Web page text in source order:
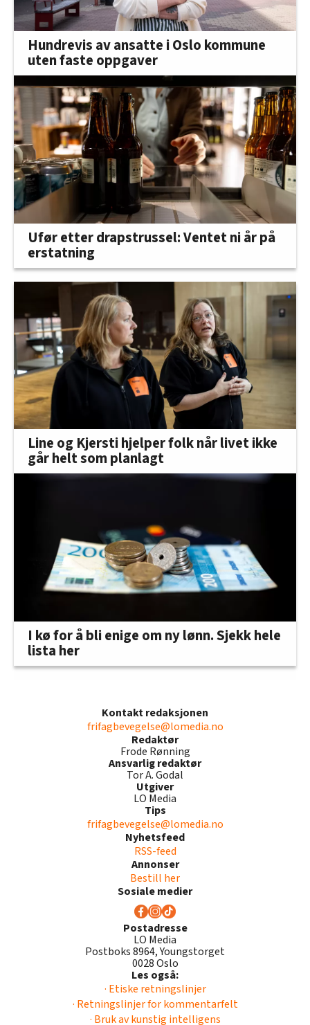
Hundrevis av ansatte i Oslo kommune
uten faste oppgaver
Ufør etter drapstrussel: Ventet ni år på
erstatning
Line og Kjersti hjelper folk når livet ikke
går helt som planlagt
I kø for å bli enige om ny lønn. Sjekk hele
lista her
Kontakt redaksjonen
frifagbevegelse@lomedia.no
Redaktør
Frode Rønning
Ansvarlig redaktør
Tor A. Godal
Utgiver
LO Media
Tips
frifagbevegelse@lomedia.no
Nyhetsfeed
RSS-feed
Annonser
Bestill her
Sosiale medier
Postadresse
LO Media
Postboks 8964, Youngstorget
0028 Oslo
Les også:
· Etiske retningslinjer
· Retningslinjer for kommentarfelt
· Bruk av kunstig intelligens